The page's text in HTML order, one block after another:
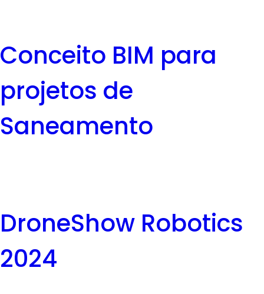
Conceito BIM para
projetos de
Saneamento
DroneShow Robotics
2024